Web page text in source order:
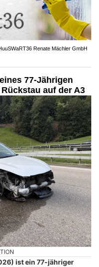
Renate Mächler GmbH
77-Jährigen
auf der A3
ist ein 77-jähriger